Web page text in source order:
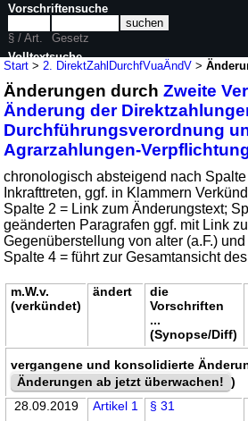
Start > 2. DirektZahlDurchfVuaÄndV >
Änderungen durchZweite
Änderung der
Durchführungsverordnung
Agrarzahlungen-
chronologisch absteigend nach
Inkrafttreten, ggf. in Klammern
Spalte 2 = Link zum Änderungstext;
geänderten Paragrafen ggf. mit Link
Gegenüberstellung von alter (a.F.)
Spalte 4 = führt zur Gesamtansicht
m.W.v.
(verkündet)
ändert
die
Vorschriften
...
(Synopse/Diff)
vergangene und konsolidierte
Änderungen ab jetzt überwachen! )
28.09.2019
Artikel 1 § 31
Vorschriftensuche
§ / Art.
Gesetz
Volltextsuche
nur in 2. DirektZahlDurchfVuaÄndV